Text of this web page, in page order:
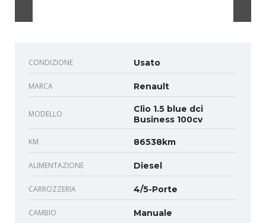
CONDIZIONE Usato
MARCA Renault
MODELLO
Clio 1.5 blue dci
Business 100cv
KM 86538km
ALIMENTAZIONE Diesel
CARROZZERIA 4/5-Porte
CAMBIO Manuale